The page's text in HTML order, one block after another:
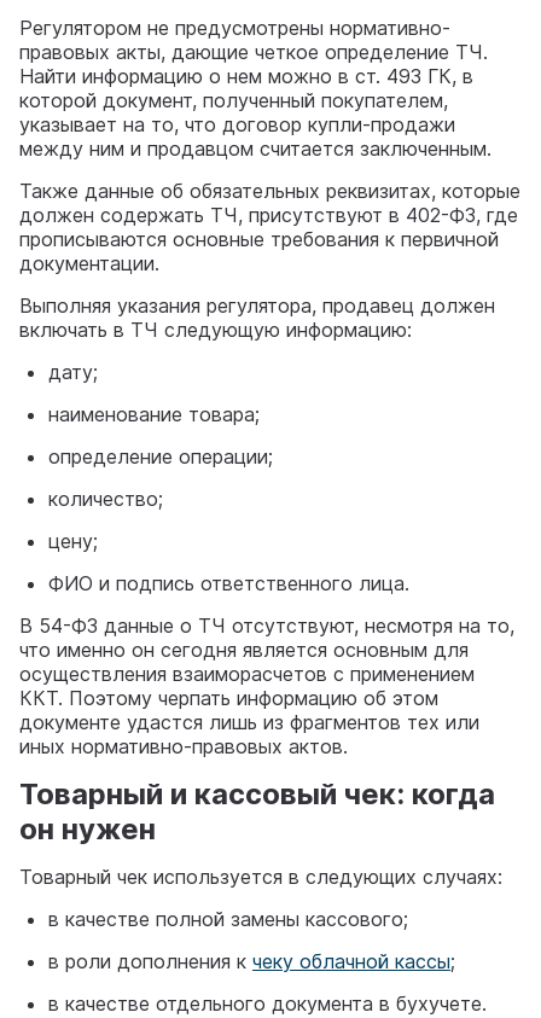
Регулятором не предусмотрены нормативно-
правовых акты, дающие четкое определение ТЧ.
Найти информацию о нем можно в ст. 493 ГК, в
которой документ, полученный покупателем,
указывает на то, что договор купли-продажи
между ним и продавцом считается заключенным.
Также данные об обязательных реквизитах, которые
должен содержать ТЧ, присутствуют в 402-ФЗ, где
прописываются основные требования к первичной
документации.
Выполняя указания регулятора, продавец должен
включать в ТЧ следующую информацию:
дату;
наименование товара;
определение операции;
количество;
цену;
ФИО и подпись ответственного лица.
В 54-ФЗ данные о ТЧ отсутствуют, несмотря на то,
что именно он сегодня является основным для
осуществления взаиморасчетов с применением
ККТ. Поэтому черпать информацию об этом
документе удастся лишь из фрагментов тех или
иных нормативно-правовых актов.
Товарный и кассовый чек: когда
он нужен
Товарный чек используется в следующих случаях:
в качестве полной замены кассового;
в роли дополнения к чеку облачной кассы;
в качестве отдельного документа в бухучете.